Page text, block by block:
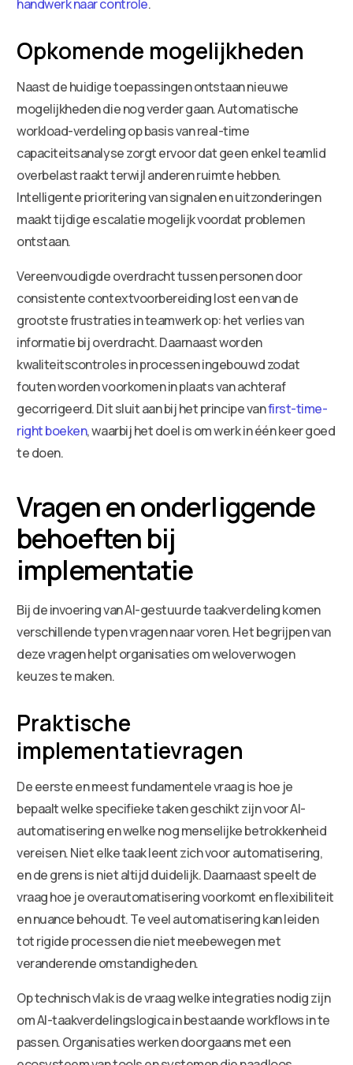
handwerk naar controle.
Opkomende mogelijkheden
Naast de huidige toepassingen ontstaan nieuwe
mogelijkheden die nog verder gaan. Automatische
workload-verdeling op basis van real-time
capaciteitsanalyse zorgt ervoor dat geen enkel teamlid
overbelast raakt terwijl anderen ruimte hebben.
Intelligente prioritering van signalen en uitzonderingen
maakt tijdige escalatie mogelijk voordat problemen
ontstaan.
Vereenvoudigde overdracht tussen personen door
consistente contextvoorbereiding lost een van de
grootste frustraties in teamwerk op: het verlies van
informatie bij overdracht. Daarnaast worden
kwaliteitscontroles in processen ingebouwd zodat
fouten worden voorkomen in plaats van achteraf
gecorrigeerd. Dit sluit aan bij het principe vanfirst-time-
right boeken, waarbij het doel is om werk in één keer goed
te doen.
Vragen en onderliggende
behoeften bij
implementatie
Bij de invoering van AI-gestuurde taakverdeling komen
verschillende typen vragen naar voren. Het begrijpen van
deze vragen helpt organisaties om weloverwogen
keuzes te maken.
Praktische
implementatievragen
De eerste en meest fundamentele vraag is hoe je
bepaalt welke specifieke taken geschikt zijn voor AI-
automatisering en welke nog menselijke betrokkenheid
vereisen. Niet elke taak leent zich voor automatisering,
en de grens is niet altijd duidelijk. Daarnaast speelt de
vraag hoe je overautomatisering voorkomt en flexibiliteit
en nuance behoudt. Te veel automatisering kan leiden
tot rigide processen die niet meebewegen met
veranderende omstandigheden.
Op technisch vlak is de vraag welke integraties nodig zijn
om AI-taakverdelingslogica in bestaande workflows in te
passen. Organisaties werken doorgaans met een